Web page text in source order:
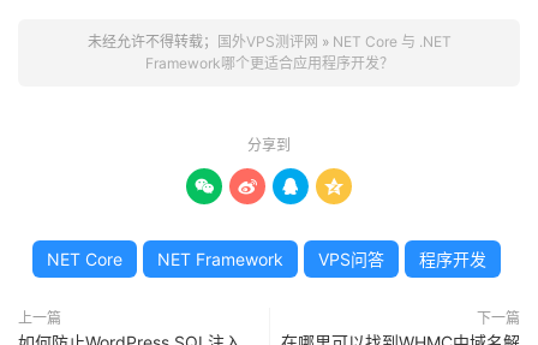
未经允许不得转载； 国外VPS测评网 » NET Core 与 .NET
Framework哪个更适合应用程序开发？
分享到
   
NET Core NET Framework VPS问答 程序开发
上一篇 下一篇